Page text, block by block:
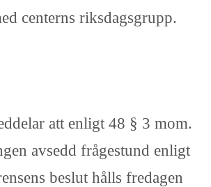
centerns riksdagsgrupp.
att enligt 48 § 3 mom.
avsedd frågestund enligt
beslut hålls fredagen